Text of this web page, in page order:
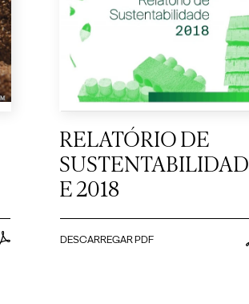
RELATÓRIO DE
SUSTENTABILIDAD
E 2018
DESCARREGAR PDF